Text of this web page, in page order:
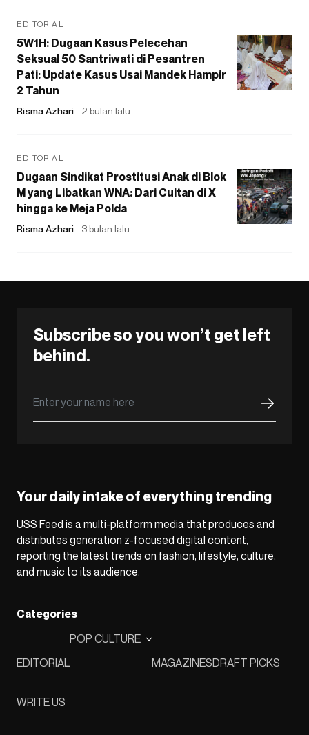
EDITORIAL
5W1H: Dugaan Kasus Pelecehan
Seksual 50 Santriwati di Pesantren
Pati: Update Kasus Usai Mandek Hampir
2 Tahun
Risma Azhari 2 bulan lalu
EDITORIAL
Dugaan Sindikat Prostitusi Anak di Blok
M yang Libatkan WNA: Dari Cuitan di X
hingga ke Meja Polda
Risma Azhari 3 bulan lalu
Subscribe so you won’t get left
behind.
Your daily intake of everything trending
USS Feed is a multi-platform media that produces and
distributes generation z-focused digital content,
reporting the latest trends on fashion, lifestyle, culture,
and music to its audience.
Categories
EDITORIAL
POP CULTURE
MAGAZINESDRAFT PICKS
WRITE US